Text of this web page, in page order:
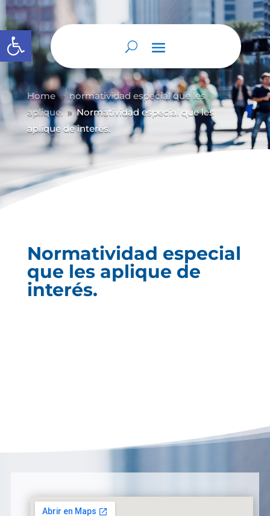
Abrir barra de herramientas
Home 9 normatividad especial que les
aplique. 9 Normatividad especial que les
aplique de interés.
Normatividad especial
que les aplique de
interés.